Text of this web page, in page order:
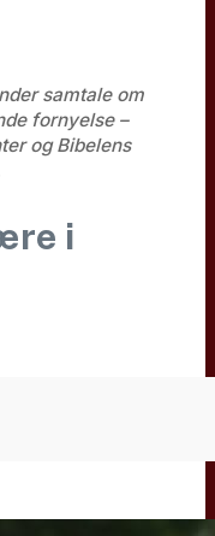
samtale om
fornyelse –
og Bibelens
i